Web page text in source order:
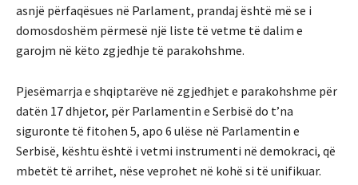
asnjë përfaqësues në Parlament, prandaj është më se i
domosdoshëm përmesë një liste të vetme të dalim e
garojm në këto zgjedhje të parakohshme.
Pjesëmarrja e shqiptarëve në zgjedhjet e parakohshme për
datën 17 dhjetor, për Parlamentin e Serbisë do t’na
siguronte të fitohen 5, apo 6 ulëse në Parlamentin e
Serbisë, kështu është i vetmi instrumenti në demokraci, që
mbetët të arrihet, nëse veprohet në kohë si të unifikuar.